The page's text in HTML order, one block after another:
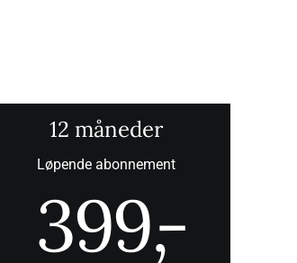
12 måneder
Løpende abonnement
399,-